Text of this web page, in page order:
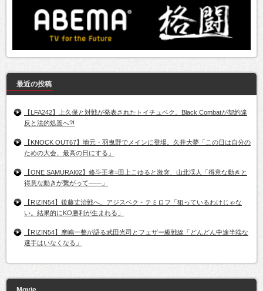
最近の投稿
【LFA242】上久保と対戦が発表されたトイチュベク。Black Combatが契約違
反と法的処置へ?!
【KNOCK OUT67】地元・羽曳野でメインに登場。久井大夢「この日は自分の
ための大会、最高の日にする」
【ONE SAMURAI02】修斗王者=田上こゆると激突、山北渓人「得意な動きと
得意な動きが繋がって――」
【RIZIN54】後藤丈治戦へ。アジスベク・テミロフ「狙っているわけじゃな
い。結果的にKO勝利が生まれる」
【RIZIN54】摩嶋一整が語る武田光司とフェザー級戦線「どんどん中途半端な
選手はいなくなる」